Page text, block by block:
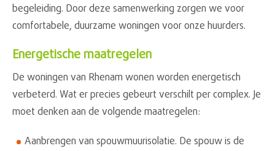
begeleiding. Door deze samenwerking zorgen we voor
comfortabele, duurzame woningen voor onze huurders.
Energetische maatregelen
De woningen van Rhenam wonen worden energetisch
verbeterd. Wat er precies gebeurt verschilt per complex. Je
moet denken aan de volgende maatregelen:
Aanbrengen van spouwmuurisolatie. De spouw is de